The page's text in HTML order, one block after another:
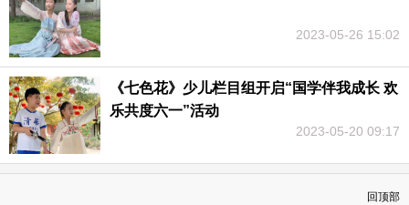
2023-05-26 15:02
《七色花》少儿栏目组开启“国学伴我成长 欢
乐共度六一”活动
2023-05-20 09:17
回顶部